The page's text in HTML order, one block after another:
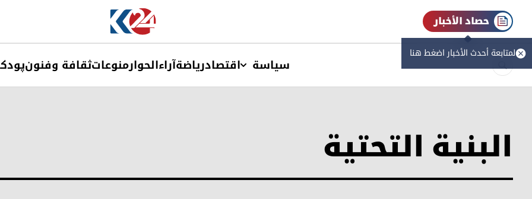
حصاد الأخبار
لمتابعة أحدث الأخبار اضغط هنا
سیاسة اقتصادریاضةآراءالحوارمنوعاتثقافة وفنون
البنية التحتية